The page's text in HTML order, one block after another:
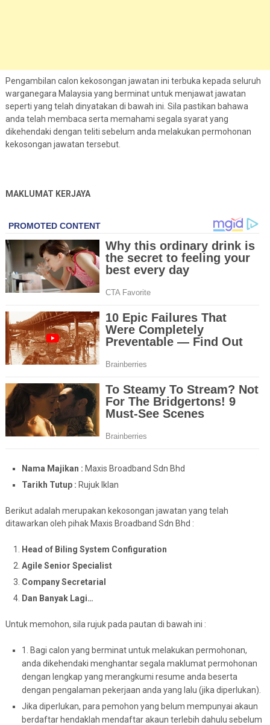
Pengambilan calon kekosongan jawatan ini terbuka kepada seluruh
warganegara Malaysia yang berminat untuk menjawat jawatan
seperti yang telah dinyatakan di bawah ini. Sila pastikan bahawa
anda telah membaca serta memahami segala syarat yang
dikehendaki dengan teliti sebelum anda melakukan permohonan
kekosongan jawatan tersebut.
MAKLUMAT KERJAYA
Nama Majikan : Maxis Broadband Sdn Bhd
Tarikh Tutup : Rujuk Iklan
Berikut adalah merupakan kekosongan jawatan yang telah
ditawarkan oleh pihak Maxis Broadband Sdn Bhd :
Head of Biling System Configuration
Agile Senior Specialist
Company Secretarial
Dan Banyak Lagi…
Untuk memohon, sila rujuk pada pautan di bawah ini :
1. Bagi calon yang berminat untuk melakukan permohonan,
anda dikehendaki menghantar segala maklumat permohonan
dengan lengkap yang merangkumi resume anda beserta
dengan pengalaman pekerjaan anda yang lalu (jika diperlukan).
Jika diperlukan, para pemohon yang belum mempunyai akaun
berdaftar hendaklah mendaftar akaun terlebih dahulu sebelum